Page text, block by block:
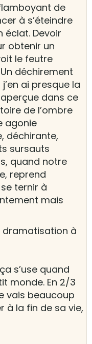
de
à s’éteindre
Devoir
obtenir un
le feutre
déchirement
ai presque la
dans ce
de l’ombre
agonie
déchirante,
sursauts
quand notre
reprend
ternir à
mais
dramatisation à
s’use quand
monde. En 2/3
vais beaucoup
à la fin de sa vie,